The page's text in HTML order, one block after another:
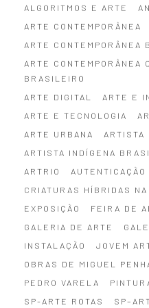
ALGORITMOS E ARTE
ARTE CONTEMPORÂNEA
ARTE CONTEMPORÂNEA
ARTE CONTEMPORÂNEA
BRASILEIRO
ARTE DIGITAL
ARTE E
ARTE E TECNOLOGIA
ARTE URBANA
ARTISTA
ARTISTA INDÍGENA
ARTRIO
CRIATURAS HÍBRIDAS NA
EXPOSIÇÃO
FEIRA DE
GALERIA DE ARTE
INSTALAÇÃO
JOVEM
OBRAS DE MIGUEL
PEDRO VARELA
SP-ARTE ROTAS